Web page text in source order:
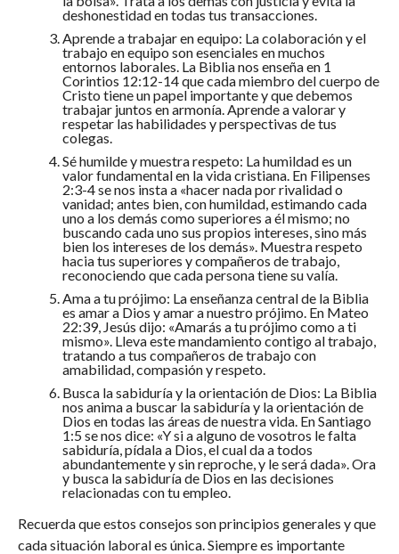
deshonestidad en todas tus transacciones.
Aprende a trabajar en equipo: La colaboración y el
trabajo en equipo son esenciales en muchos
entornos laborales. La Biblia nos enseña en 1
Corintios 12:12-14 que cada miembro del cuerpo de
Cristo tiene un papel importante y que debemos
trabajar juntos en armonía. Aprende a valorar y
respetar las habilidades y perspectivas de tus
colegas.
Sé humilde y muestra respeto: La humildad es un
valor fundamental en la vida cristiana. En Filipenses
2:3-4 se nos insta a «hacer nada por rivalidad o
vanidad; antes bien, con humildad, estimando cada
uno a los demás como superiores a él mismo; no
buscando cada uno sus propios intereses, sino más
bien los intereses de los demás». Muestra respeto
hacia tus superiores y compañeros de trabajo,
reconociendo que cada persona tiene su valía.
Ama a tu prójimo: La enseñanza central de la Biblia
es amar a Dios y amar a nuestro prójimo. En Mateo
22:39, Jesús dijo: «Amarás a tu prójimo como a ti
mismo». Lleva este mandamiento contigo al trabajo,
tratando a tus compañeros de trabajo con
amabilidad, compasión y respeto.
Busca la sabiduría y la orientación de Dios: La Biblia
nos anima a buscar la sabiduría y la orientación de
Dios en todas las áreas de nuestra vida. En Santiago
1:5 se nos dice: «Y si a alguno de vosotros le falta
sabiduría, pídala a Dios, el cual da a todos
abundantemente y sin reproche, y le será dada». Ora
y busca la sabiduría de Dios en las decisiones
relacionadas con tu empleo.
Recuerda que estos consejos son principios generales y que
cada situación laboral es única. Siempre es importante